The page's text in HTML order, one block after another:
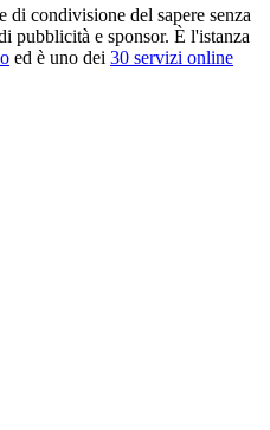
condivisione del sapere senza
pubblicità e sponsor. È l'istanza
ed è uno dei 30 servizi online